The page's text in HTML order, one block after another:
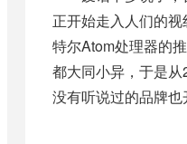
正开始走入人们的
特尔Atom处理器的
都大同小异，于是
没有听说过的品牌也